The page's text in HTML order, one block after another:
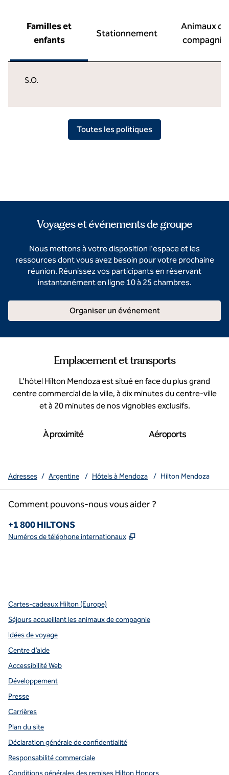
Familles et
enfants
Stationnement
Animaux de
compagnie
S.O.
Toutes les politiques
Voyages et événements de groupe
Nous mettons à votre disposition l'espace et les
ressources dont vous avez besoin pour votre prochaine
réunion. Réunissez vos participants en réservant
instantanément en ligne 10 à 25 chambres.
Organiser un événement
Emplacement et transports
L'hôtel Hilton Mendoza est situé en face du plus grand
centre commercial de la ville, à dix minutes du centre-ville
et à 20 minutes de nos vignobles exclusifs.
À proximité Aéroports
Adresses / Argentine / Hôtels à Mendoza / Hilton Mendoza
Comment pouvons-nous vous aider ?
Téléphone :
+1 800 HILTONS
Numéros de téléphone internationaux ,
Cartes-cadeaux Hilton (Europe)
Séjours accueillant les animaux de compagnie
Idées de voyage
Centre d’aide
Accessibilité Web
Développement
Presse
Carrières
Plan du site
Déclaration générale de confidentialité
Responsabilité commerciale
Conditions générales des remises Hilton Honors